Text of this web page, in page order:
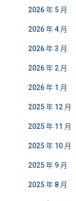
2026 年 5 月
2026 年 4 月
2026 年 3 月
2026 年 2 月
2026 年 1 月
2025 年 12 月
2025 年 11 月
2025 年 10 月
2025 年 9 月
2025 年 8 月